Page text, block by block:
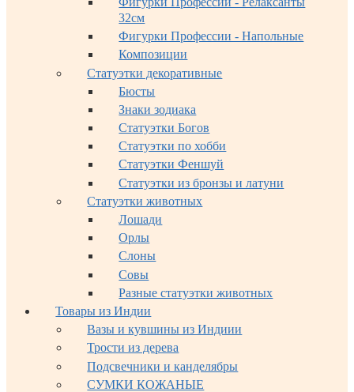
32см
Фигурки Профессии - Напольные
Композиции
Статуэтки декоративные
Бюсты
Знаки зодиака
Статуэтки Богов
Статуэтки по хобби
Статуэтки Феншуй
Статуэтки из бронзы и латуни
Статуэтки животных
Лошади
Орлы
Слоны
Совы
Разные статуэтки животных
Товары из Индии
Вазы и кувшины из Индиии
Трости из дерева
Подсвечники и канделябры
СУМКИ КОЖАНЫЕ